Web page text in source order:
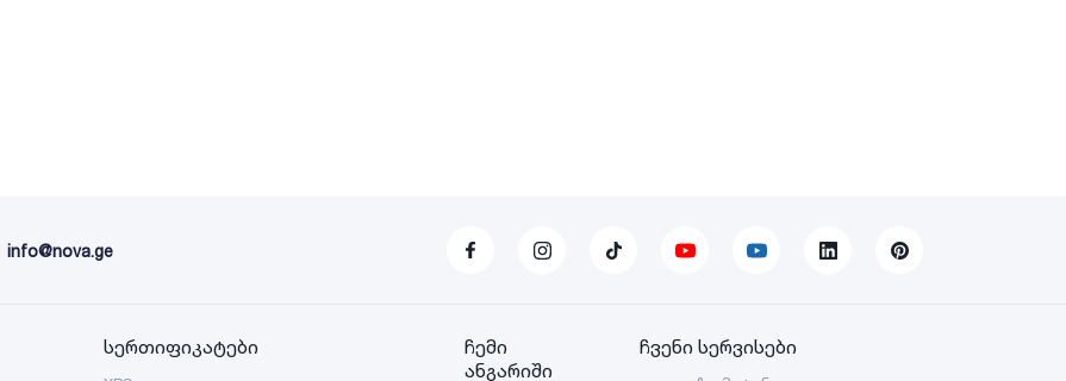
info@nova.ge
სერთიფიკატები
ჩემი
ანგარიში
ჩვენი სერვისები